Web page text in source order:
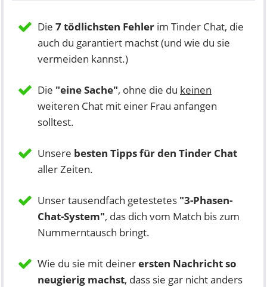
Die 7 tödlichsten Fehler im Tinder Chat, die
auch du garantiert machst (und wie du sie
vermeiden kannst.)
Die "eine Sache", ohne die du keinen
weiteren Chat mit einer Frau anfangen
solltest.
Unsere besten Tipps für den Tinder Chat
aller Zeiten.
Unser tausendfach getestetes "3-Phasen-
Chat-System", das dich vom Match bis zum
Nummerntausch bringt.
Wie du sie mit deinerersten Nachricht so
neugierig machst, dass sie gar nicht anders